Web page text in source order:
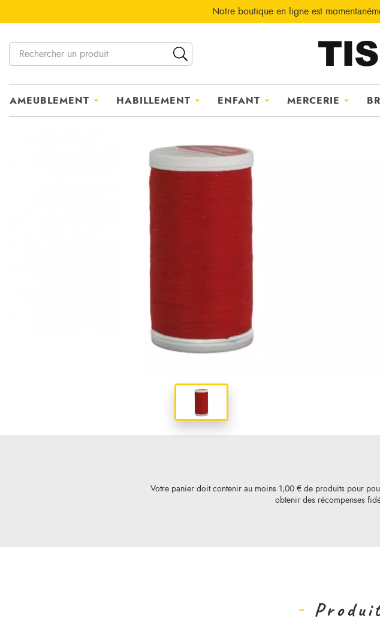
Notre boutique en ligne est
AMEUBLEMENT HABILLEMENT ENFANT MERCERIE
Votre panier doit contenir au moins 1,00 € de produits pour
obtenir des récompenses